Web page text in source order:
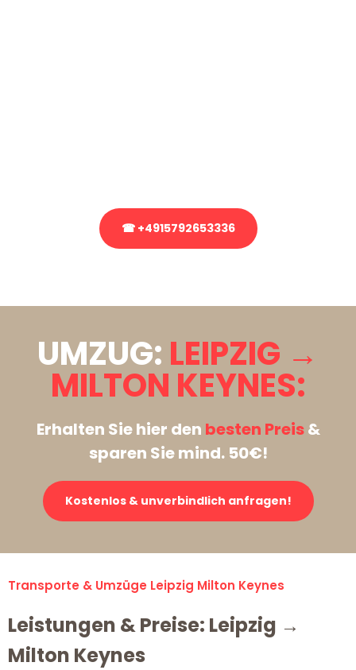
☎ +4915792653336
UMZUG: LEIPZIG →
MILTON KEYNES:
Erhalten Sie hier den besten Preis&
sparen Sie mind. 50€!
Kostenlos & unverbindlich anfragen!
Transporte & Umzüge Leipzig Milton Keynes
Leistungen & Preise: Leipzig →
Milton Keynes